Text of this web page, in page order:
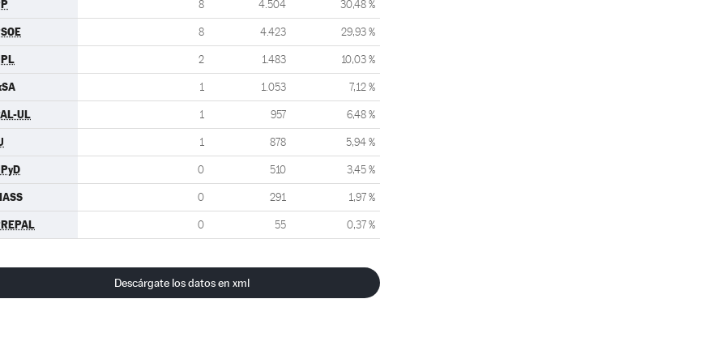
8 4.504 30,48 %
8 4.423 29,93 %
2 1.483 10,03 %
1 1.053 7,12 %
UL 1 957 6,48 %
1 878 5,94 %
0 510 3,45 %
0 291 1,97 %
0 55 0,37 %
Descárgate los datos en xml